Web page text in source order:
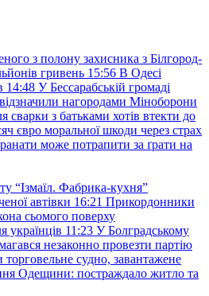
з полону захисника з Білгород-
гривень 15:56 В Одесі
14:48 У Бессарабській громаді
нагородами Міноборони
сварки з батьками хотів втекти до
євро моральної шкоди через страх
може потрапити за ґрати на
“Ізмаїл. Фабрика-кухня”
автівки 16:21 Прикордонники
сьомого поверху
українців 11:23 У Болградському
незаконно провезти партію
судно, завантажене
Одещини: постраждало житло та